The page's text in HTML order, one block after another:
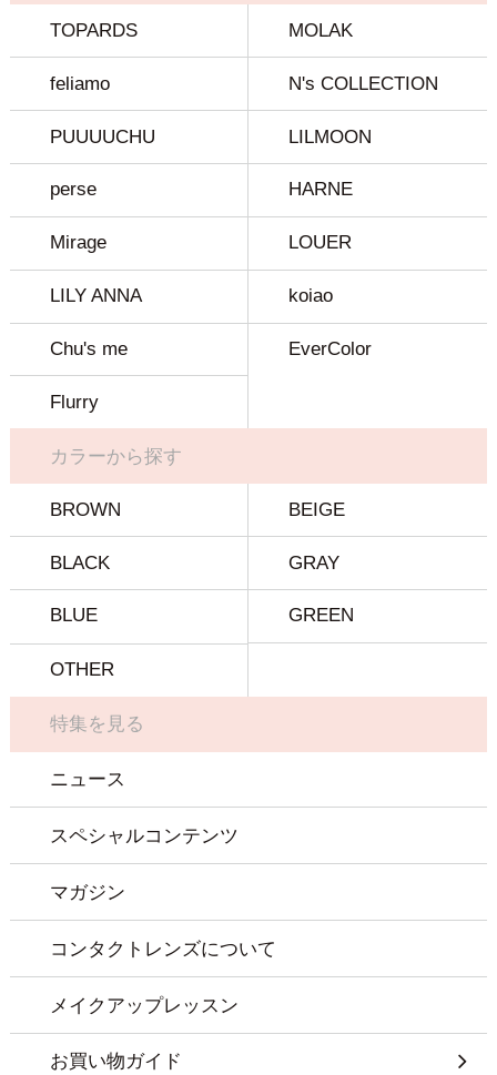
TOPARDS MOLAK
feliamo N's COLLECTION
PUUUUCHU LILMOON
perse HARNE
Mirage LOUER
LILY ANNA koiao
Chu's me EverColor
Flurry
カラーから探す
BROWN BEIGE
BLACK GRAY
BLUE GREEN
OTHER
特集を見る
ニュース
スペシャルコンテンツ
マガジン
コンタクトレンズについて
メイクアップレッスン
お買い物ガイド